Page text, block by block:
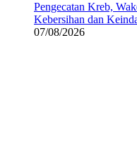
Pengecatan Kreb,
Kebersihan dan
07/08/2026